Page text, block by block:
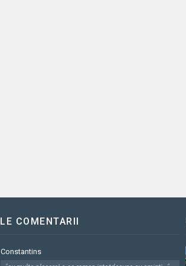
COMENTARII
Constantins